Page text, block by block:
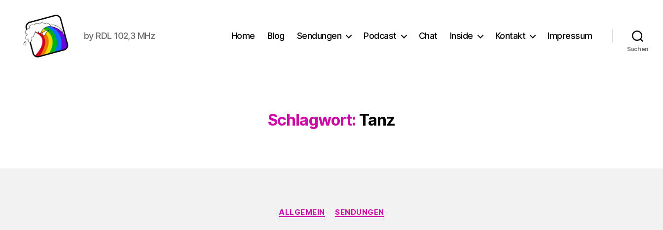
by RDL 102,3 MHz Home Blog Sendungen Podcast Chat Inside Kontakt Impressum
Suchen
Schlagwort: Tanz
Kategorien
ALLGEMEIN SENDUNGEN